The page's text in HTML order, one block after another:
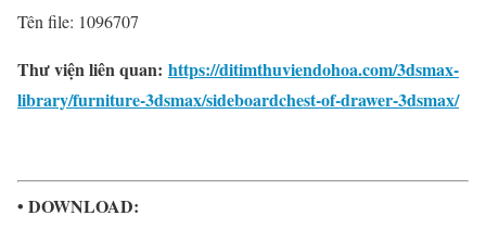
Tên file: 1096707
Thư viện liên quan: https://ditimthuviendohoa.com/3dsmax-
library/furniture-3dsmax/sideboardchest-of-drawer-3dsmax/
• DOWNLOAD: